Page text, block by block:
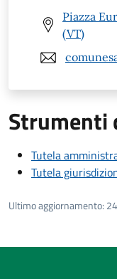
Piazza
(VT)
Strumenti
Tutela
Tutela
Ultimo aggiornamento: